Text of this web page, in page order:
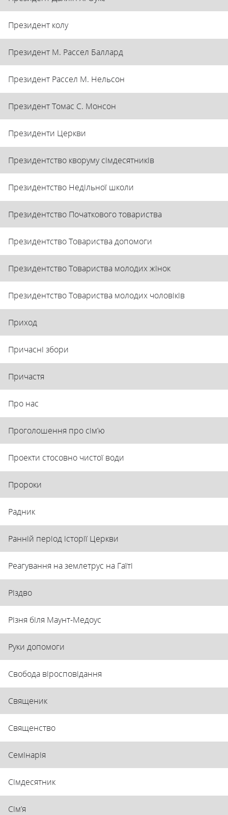
Президент колу
Президент М. Рассел Баллард
Президент Рассел М. Нельсон
Президент Томас С. Монсон
Президенти Церкви
Президентство кворуму сімдесятників
Президентство Недільної школи
Президентство Початкового товариства
Президентство Товариства допомоги
Президентство Товариства молодих жінок
Президентство Товариства молодих чоловіків
Приход
Причасні збори
Причастя
Про нас
Проголошення про сім’ю
Проекти стосовно чистої води
Пророки
Радник
Ранній період історії Церкви
Реагування на землетрус на Гаїті
Різдво
Різня біля Маунт-Медоус
Руки допомоги
Свобода віросповідання
Священик
Священство
Семінарія
Сімдесятник
Сім’я